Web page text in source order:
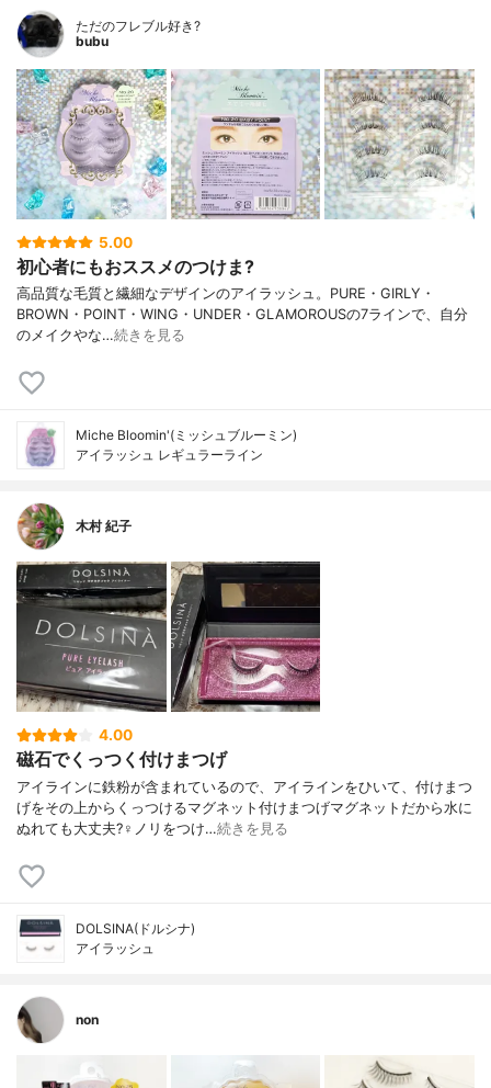
ただのフレブル好き?
bubu
5.00
初心者にもおススメのつけま?
高品質な毛質と繊細なデザインのアイラッシュ。PURE・GIRLY・
BROWN・POINT・WING・UNDER・GLAMOROUSの7ラインで、自分
のメイクやな…続きを見る
Miche Bloomin'(ミッシュブルーミン)
アイラッシュ レギュラーライン
木村 紀子
4.00
磁石でくっつく付けまつげ
アイラインに鉄粉が含まれているので、アイラインをひいて、付けまつ
げをその上からくっつけるマグネット付けまつげマグネットだから水に
ぬれても大丈夫?‍♀️ノリをつけ…続きを見る
DOLSINA(ドルシナ)
アイラッシュ
non